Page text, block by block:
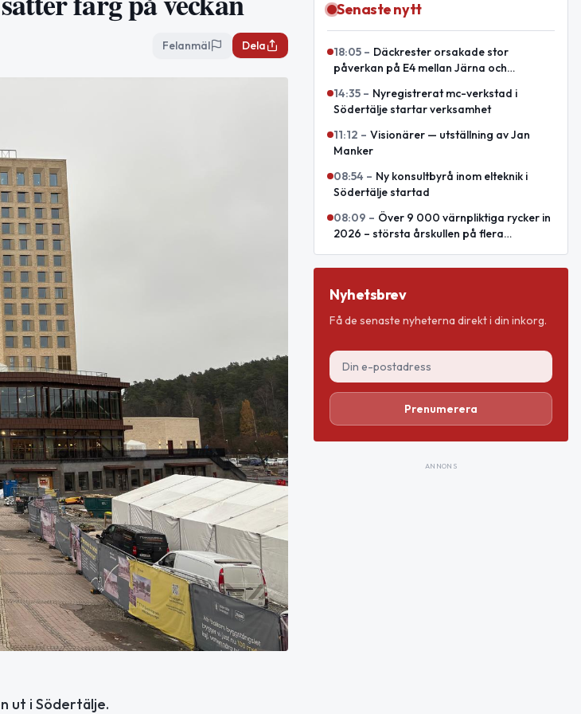
Felanmäl Dela
ut i Södertälje.
Senaste nytt
18:05 – Däckrester orsakade stor
påverkan på E4 mellan Järna och
14:35 – Nyregistrerat mc-verkstad i
Södertälje startar verksamhet
11:12 – Visionärer — utställning av Jan
Manker
08:54 – Ny konsultbyrå inom elteknik i
Södertälje startad
08:09 – Över 9 000 värnpliktiga rycker in
2026 – största årskullen på flera
Nyhetsbrev
Få de senaste nyheterna direkt i din inkorg.
Prenumerera
ANNONS